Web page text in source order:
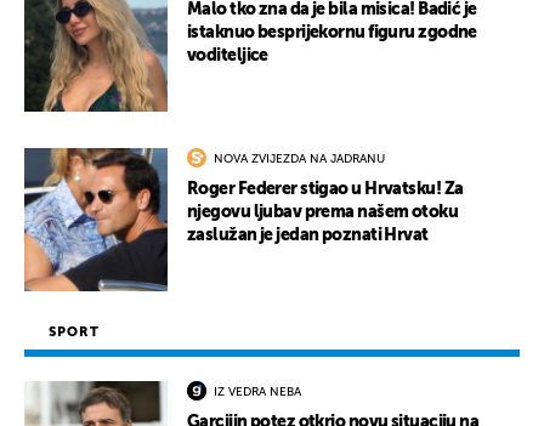
Malo tko zna da je bila misica! Badić je
istaknuo besprijekornu figuru zgodne
voditeljice
NOVA ZVIJEZDA NA JADRANU
Roger Federer stigao u Hrvatsku! Za
njegovu ljubav prema našem otoku
zaslužan je jedan poznati Hrvat
SPORT
IZ VEDRA NEBA
Garcijin potez otkrio novu situaciju na